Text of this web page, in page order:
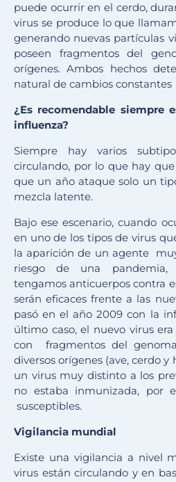
puede ocurrir en el cerdo,
virus se produce lo que
generando nuevas partículas
poseen fragmentos del
orígenes. Ambos hechos
natural de cambios
¿Es recomendable siempre
influenza?
Siempre hay varios
circulando, por lo que hay
que un año ataque solo un
mezcla latente.
Bajo ese escenario, cuando
en uno de los tipos de virus
la aparición de un agente
riesgo de una
tengamos anticuerpos contra
serán eficaces frente a las
pasó en el año 2009 con la
último caso, el nuevo virus
con fragmentos del
diversos orígenes (ave, cerdo
un virus muy distinto a los
no estaba inmunizada, por
susceptibles.
Vigilancia mundial
Existe una vigilancia a nivel
virus están circulando y en